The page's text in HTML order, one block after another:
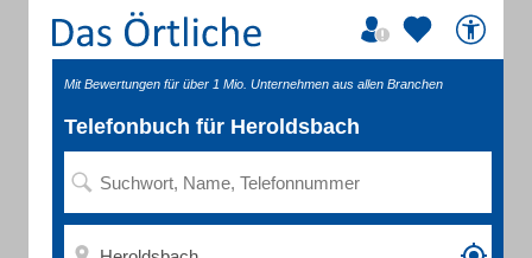
Mit Bewertungen für über 1 Mio. Unternehmen aus allen Branchen
Telefonbuch für Heroldsbach